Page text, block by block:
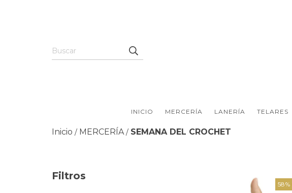
INICIO MERCERÍA LANERÍA TELARES
Inicio / MERCERÍA / SEMANA DEL CROCHET
Filtros
58%